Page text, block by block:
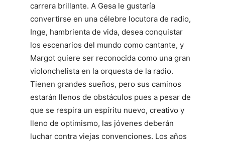
carrera brillante. A Gesa le gustaría
convertirse en una célebre locutora de radio,
Inge, hambrienta de vida, desea conquistar
los escenarios del mundo como cantante, y
Margot quiere ser reconocida como una gran
violonchelista en la orquesta de la radio.
Tienen grandes sueños, pero sus caminos
estarán llenos de obstáculos pues a pesar de
que se respira un espíritu nuevo, creativo y
lleno de optimismo, las jóvenes deberán
luchar contra viejas convenciones. Los años